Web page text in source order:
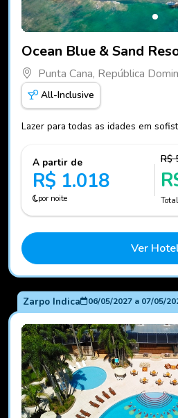
Ocean Blue & Sand
Punta Cana, República
All-Inclusive
Lazer para todas as idades em
A partir de
R$ 1.018
por noite
R$
Total
Ver
Zarpo Indica 06/05/2027a 07/05/